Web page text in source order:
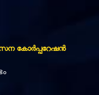
കോർപ്പറേഷൻ